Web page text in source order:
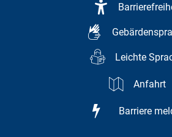
Leichte
Anfahrt
Barriere